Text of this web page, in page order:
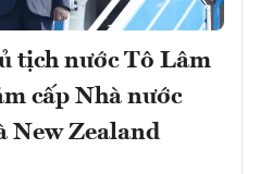
tịch nước Tô Lâm
cấp Nhà nước
New Zealand